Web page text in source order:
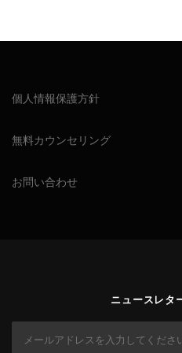
個人情報保護方針
無料カウンセリング
お問い合わせ
ニュースレタ